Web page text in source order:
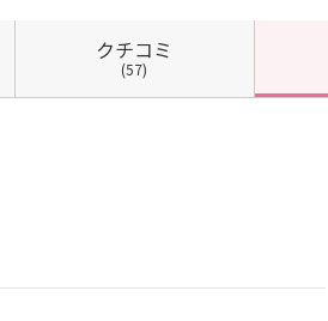
クチコミ
(57)